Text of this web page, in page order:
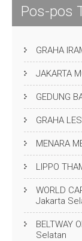
Pos-pos
GRAHA
JAKARTA
GEDUNG
GRAHA
MENARA
LIPPO
WORLD
Jakarta
BELTWAY
Selatan